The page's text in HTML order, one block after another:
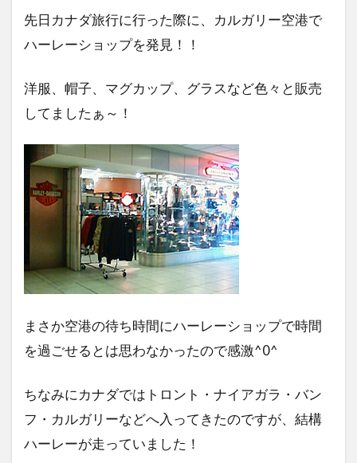
先日カナダ旅行に行った際に、カルガリー空港で
ハーレーショップを発見！！
洋服、帽子、マグカップ、グラスなど色々と販売
してましたぁ～！
まさか空港の待ち時間にハーレーショップで時間
を過ごせるとは思わなかったので感激^0^
ちなみにカナダではトロント・ナイアガラ・バン
フ・カルガリーなどへ入ってきたのですが、結構
ハーレーが走っていました！